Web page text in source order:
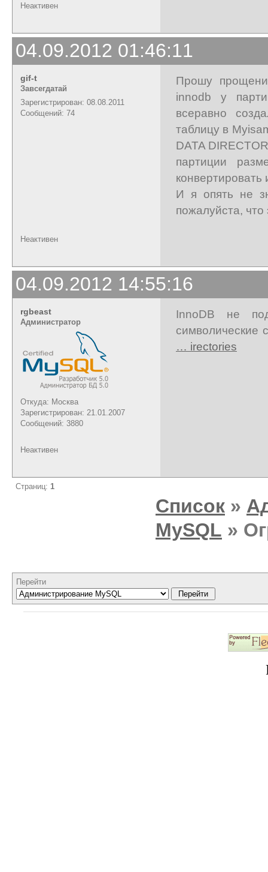
Неактивен
04.09.2012 01:46:11
gif-t
Завсегдатай
Зарегистрирован: 08.08.2011
Сообщений: 74
Прошу
innodb у
всеравно
таблицу в
DATA
партиции
конвертировать
И я опять не
пожалуйста,
Неактивен
04.09.2012 14:55:16
rgbeast
Администратор
Откуда: Москва
Зарегистрирован: 21.01.2007
Сообщений: 3880
InnoDB не
символические
… irectories
Неактивен
Страниц: 1
Список »
MySQL »
Перейти